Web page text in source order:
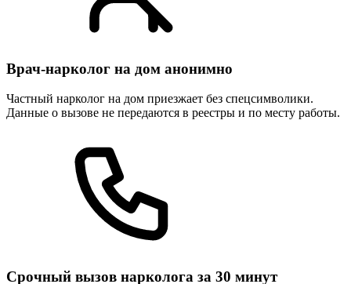
Врач-нарколог на дом анонимно
Частный нарколог на дом приезжает без спецсимволики.
Данные о вызове не передаются в реестры и по месту работы.
Срочный вызов нарколога за 30 минут